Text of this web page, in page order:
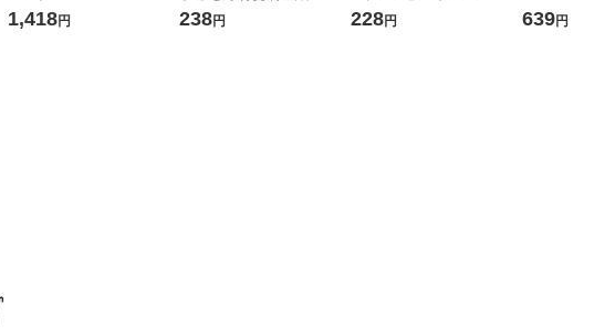
1,418円
×7.5mm パステルカラー4色
238円
5-OR 1個
228円 639円